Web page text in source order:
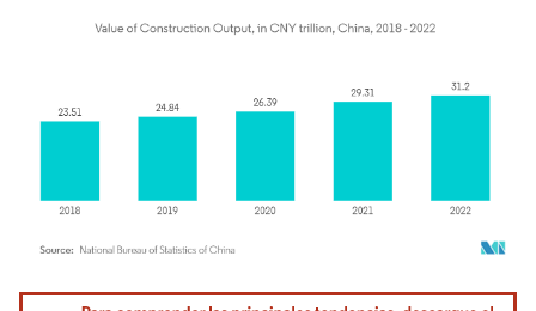
Imagen © Mordor Intelligence. El uso requiere atribución según CC BY 4.0.